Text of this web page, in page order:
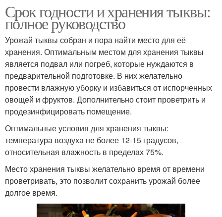
Срок годности и хранения тыквы:
полное руководство
Урожай тыквы собран и пора найти место для её
хранения. Оптимальным местом для хранения тыквы
является подвал или погреб, которые нуждаются в
предварительной подготовке. В них желательно
провести влажную уборку и избавиться от испорченных
овощей и фруктов. Дополнительно стоит проветрить и
продезинфицировать помещение.
Оптимальные условия для хранения тыквы:
температура воздуха не более 12-15 градусов,
относительная влажность в пределах 75%.
Место хранения тыквы желательно время от времени
проветривать, это позволит сохранить урожай более
долгое время.